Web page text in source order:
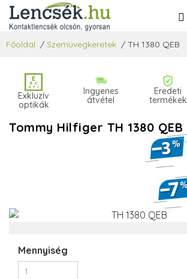
Főoldal / Szemüvegkeretek / TH 1380 QEB
Exkluzív
optikák
Ingyenes
átvétel
Eredeti
termékek
Tommy Hilfiger TH 1380 QEB
Mennyiség